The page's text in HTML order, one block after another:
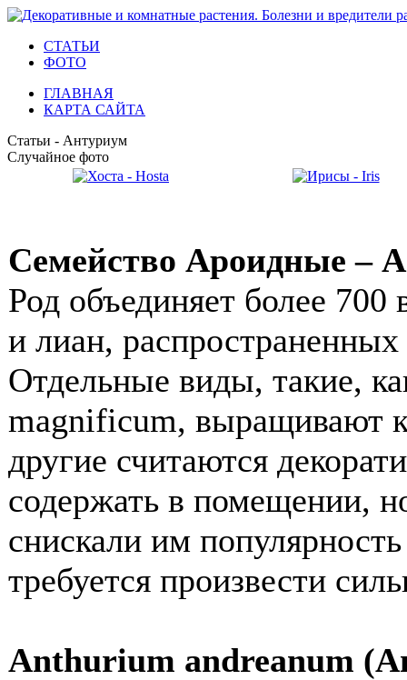
СТАТЬИ
ФОТО
ГЛАВНАЯ
КАРТА САЙТА
Статьи - Антуриум
Случайное фото
Семейство Ароидные –
Род объединяет более
и лиан,
Отдельные виды, такие,
magnificum, выращивают
другие считаются
содержать в помещении,
снискали им
требуется произвести
Anthurium andreanum